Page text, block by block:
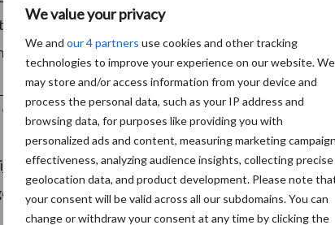
We value your privacy
We and our 4 partners use cookies and other tracking
technologies to improve your experience on our website. We
may store and/or access information from your device and
process the personal data, such as your IP address and
browsing data, for purposes like providing you with
personalized ads and content, measuring marketing campaign
effectiveness, analyzing audience insights, collecting precise
geolocation data, and product development. Please note
your consent will be valid across all our subdomains. You can
change or withdraw your consent at any time by clicking the
de nieuwe naam Thomas & Ufkes BV. Met
Lees meer
zware machines
heeft zijn specialisatie. Aannemerij en
en wel in het werken in drassige,